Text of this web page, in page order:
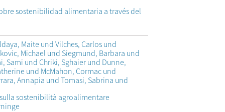
sostenibilidad alimentaria a través del
Maite und Vilches, Carlos und
Michael und Siegmund, Barbara und
Sami und Chriki, Sghaier und Dunne,
und McMahon, Cormac und
Annapia und Tomasi, Sabrina und
sostenibilità agroalimentare